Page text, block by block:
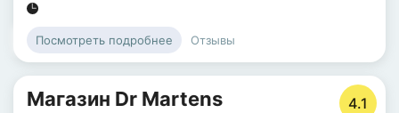
Посмотреть подробнее Отзывы
Магазин Dr Martens 4.1